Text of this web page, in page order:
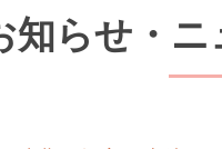
知らせ・